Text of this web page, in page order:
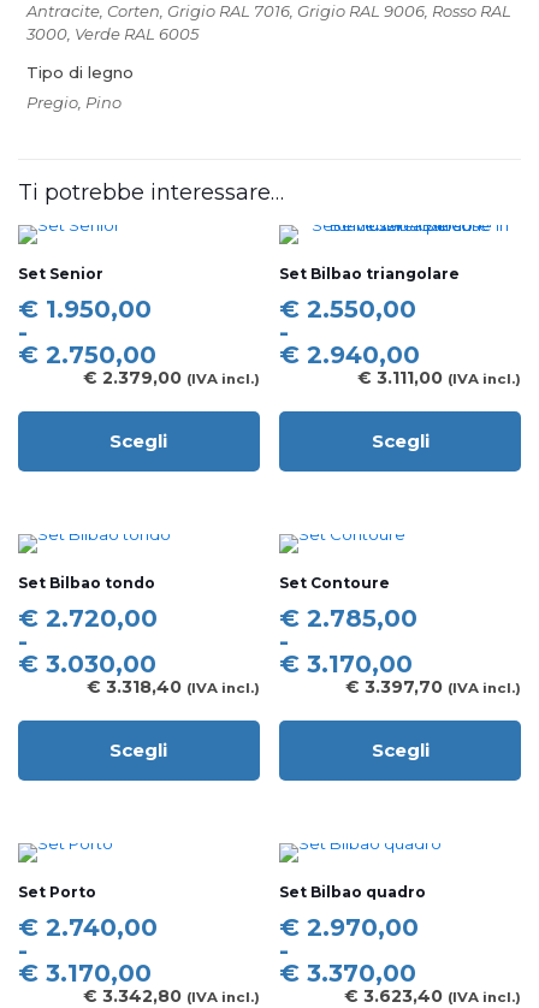
Antracite, Corten, Grigio RAL 7016, Grigio RAL 9006, Rosso RAL
3000, Verde RAL 6005
Tipo di legno
Pregio, Pino
Ti potrebbe interessare…
Set Senior
€ 1.950,00
-
€ 2.750,00
Fascia
di
prezzo:
a
€ 2.750,00
€ 2.379,00 (IVA incl.)
Scegli
prodotto
varianti.
opzioni
possono
essere
scelte
nella
del
Set Bilbao triangolare
€ 2.550,00
-
€ 2.940,00
Fascia
di
prezzo:
a
€ 2.940,00
€ 3.111,00 (IVA incl.)
Scegli
prodotto
varianti.
opzioni
possono
essere
scelte
nella
del
Set Bilbao tondo
€ 2.720,00
-
€ 3.030,00
Fascia
di
prezzo:
a
€ 3.030,00
€ 3.318,40 (IVA incl.)
Scegli
prodotto
varianti.
opzioni
possono
essere
scelte
nella
Set Contoure
€ 2.785,00
-
€ 3.170,00
Fascia
di
prezzo:
a
€ 3.170,00
€ 3.397,70 (IVA incl.)
Scegli
prodotto
varianti.
opzioni
possono
essere
scelte
nella
Set Porto
€ 2.740,00
-
€ 3.170,00
Fascia
di
prezzo:
€ 3.342,80 (IVA incl.)
Set Bilbao quadro
€ 2.970,00
-
€ 3.370,00
Fascia
di
prezzo:
€ 3.623,40 (IVA incl.)